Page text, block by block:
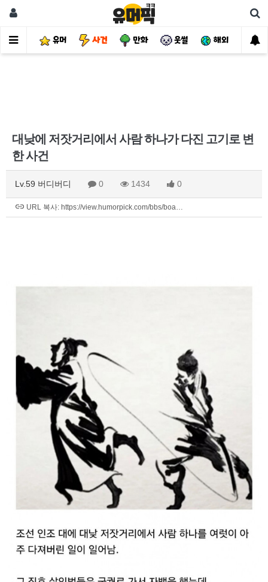
유머 사건 만화 웃썰 해외 핫
대낮에 저잣거리에서 사람 하나가 다진 고기로 변
한 사건
Lv.59 버디버디 0 1434 0
URL 복사: https://view.humorpick.com/bbs/boa…